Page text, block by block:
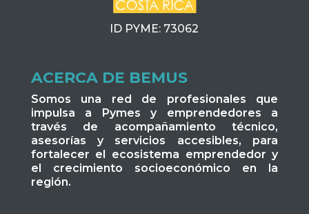
ID PYME: 73062
ACERCA DE BEMUS
Somos una red de profesionales que
impulsa a Pymes y emprendedores a
través de acompañamiento técnico,
asesorías y servicios accesibles, para
fortalecer el ecosistema emprendedor y
el crecimiento socioeconómico en la
región.